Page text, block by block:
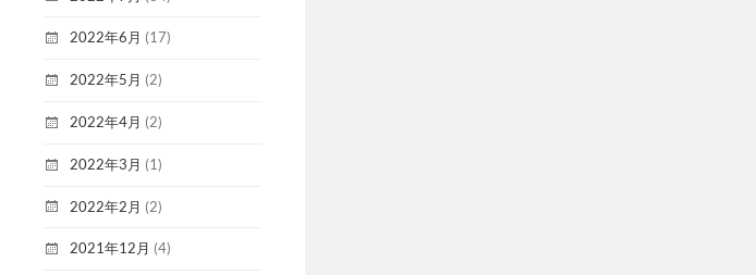
2022年6月 (17)
2022年5月 (2)
2022年4月 (2)
2022年3月 (1)
2022年2月 (2)
2021年12月 (4)